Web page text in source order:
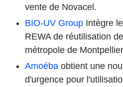
vente de Novacel.
BIO-UV Group Intègre
REWA de réutilisation
métropole de
Amoéba obtient une
d'urgence pour